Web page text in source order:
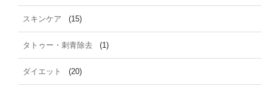
スキンケア (15)
タトゥー・刺青除去 (1)
ダイエット (20)